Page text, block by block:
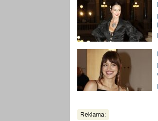
Reklama: